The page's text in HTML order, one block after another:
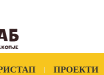
ПРОЕКТИ